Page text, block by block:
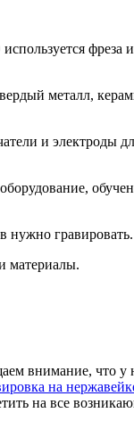
фреза
металл,
и электроды
нужно гравировать.
материалы.
внимание, что у
на
на все